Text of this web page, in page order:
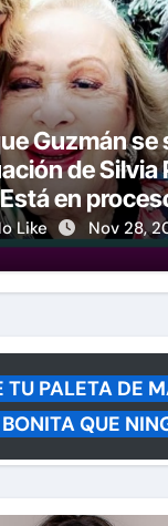
Guzmán se
de Silvia
en
Like Nov 28,
TU PALETA DE
QUE